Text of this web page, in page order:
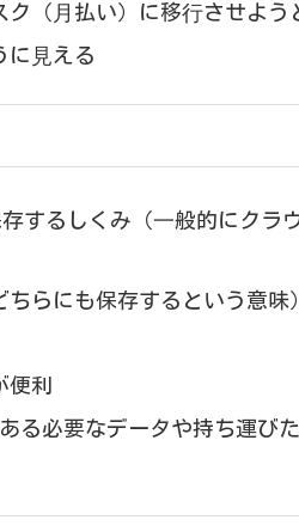
（⽉払い）に移⾏させよう
に⾒える
するしくみ（⼀般的にクラ
らにも保存するという意味）
利
る必要なデータや持ち運び